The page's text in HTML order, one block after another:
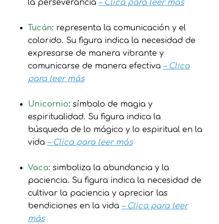
la perseverancia – Clica para leer más
Tucán: representa la comunicación y el
colorido. Su figura indica la necesidad de
expresarse de manera vibrante y
comunicarse de manera efectiva – Clica
para leer más
Unicornio: símbolo de magia y
espiritualidad. Su figura indica la
búsqueda de lo mágico y lo espiritual en la
vida – Clica para leer más
Vaca: simboliza la abundancia y la
paciencia. Su figura indica la necesidad de
cultivar la paciencia y apreciar las
bendiciones en la vida – Clica para leer
más